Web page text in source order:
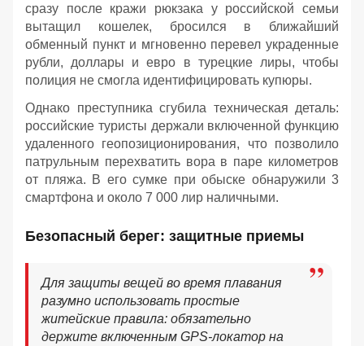
сразу после кражи рюкзака у российской семьи
вытащил кошелек, бросился в ближайший
обменный пункт и мгновенно перевел украденные
рубли, доллары и евро в турецкие лиры, чтобы
полиция не смогла идентифицировать купюры.
Однако преступника сгубила техническая деталь:
российские туристы держали включенной функцию
удаленного геопозиционирования, что позволило
патрульным перехватить вора в паре километров
от пляжа. В его сумке при обыске обнаружили 3
смартфона и около 7 000 лир наличными.
Безопасный берег: защитные приемы
Для защиты вещей во время плавания
разумно использовать простые
житейские правила: обязательно
держите включенным GPS-локатор на